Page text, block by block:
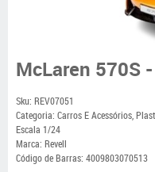
McLaren 570S
Sku: REV07051
Categoria: Carros E Acessórios,
Escala 1/24
Marca: Revell
Código de Barras: 4009803070513